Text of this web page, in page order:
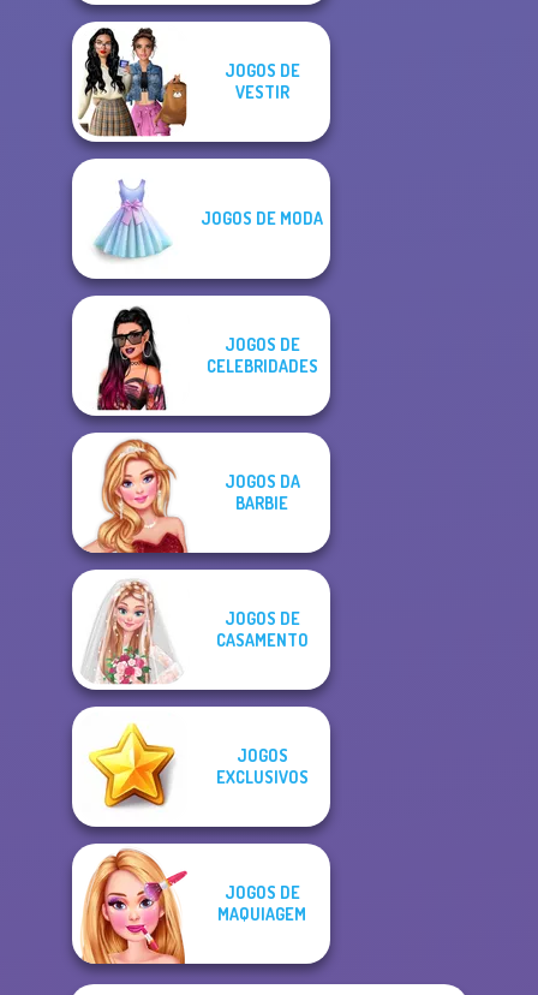
JOGOS DE
VESTIR
JOGOS DE MODA
JOGOS DE
CELEBRIDADES
JOGOS DA
BARBIE
JOGOS DE
CASAMENTO
JOGOS
EXCLUSIVOS
JOGOS DE
MAQUIAGEM